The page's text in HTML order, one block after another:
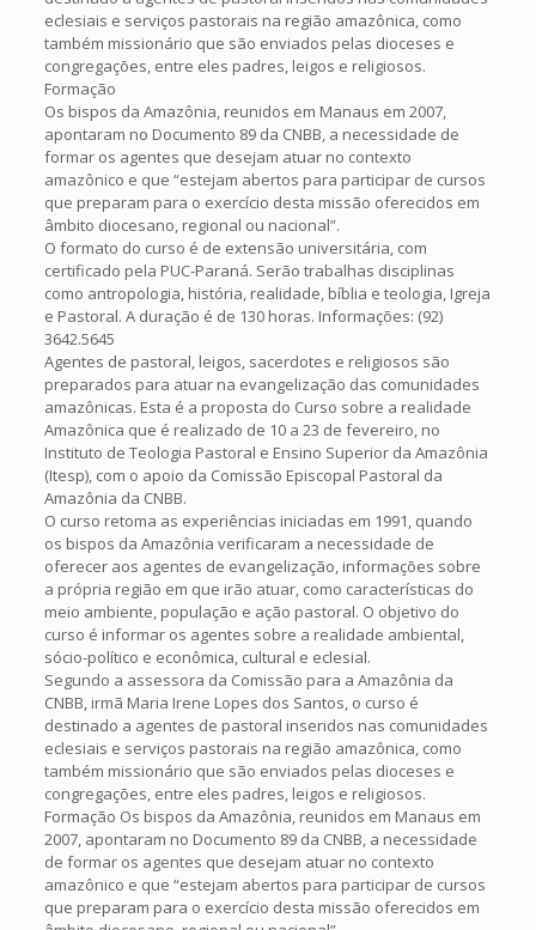
eclesiais e serviços pastorais na região amazônica, como
também missionário que são enviados pelas dioceses e
congregações, entre eles padres, leigos e religiosos.
Formação
Os bispos da Amazônia, reunidos em Manaus em 2007,
apontaram no Documento 89 da CNBB, a necessidade de
formar os agentes que desejam atuar no contexto
amazônico e que “estejam abertos para participar de cursos
que preparam para o exercício desta missão oferecidos em
âmbito diocesano, regional ou nacional”.
O formato do curso é de extensão universitária, com
certificado pela PUC-Paraná. Serão trabalhas disciplinas
como antropologia, história, realidade, bíblia e teologia, Igreja
e Pastoral. A duração é de 130 horas. Informações: (92)
3642.5645
Agentes de pastoral, leigos, sacerdotes e religiosos são
preparados para atuar na evangelização das comunidades
amazônicas. Esta é a proposta do Curso sobre a realidade
Amazônica que é realizado de 10 a 23 de fevereiro, no
Instituto de Teologia Pastoral e Ensino Superior da Amazônia
(Itesp), com o apoio da Comissão Episcopal Pastoral da
Amazônia da CNBB.
O curso retoma as experiências iniciadas em 1991, quando
os bispos da Amazônia verificaram a necessidade de
oferecer aos agentes de evangelização, informações sobre
a própria região em que irão atuar, como características do
meio ambiente, população e ação pastoral. O objetivo do
curso é informar os agentes sobre a realidade ambiental,
sócio-político e econômica, cultural e eclesial.
Segundo a assessora da Comissão para a Amazônia da
CNBB, irmã Maria Irene Lopes dos Santos, o curso é
destinado a agentes de pastoral inseridos nas comunidades
eclesiais e serviços pastorais na região amazônica, como
também missionário que são enviados pelas dioceses e
congregações, entre eles padres, leigos e religiosos.
Formação Os bispos da Amazônia, reunidos em Manaus em
2007, apontaram no Documento 89 da CNBB, a necessidade
de formar os agentes que desejam atuar no contexto
amazônico e que “estejam abertos para participar de cursos
que preparam para o exercício desta missão oferecidos em